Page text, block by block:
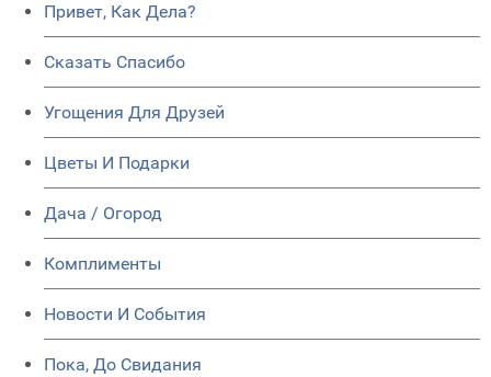
Привет, Как Дела?
Сказать Спасибо
Угощения Для Друзей
Цветы И Подарки
Дача / Огород
Комплименты
Новости И События
Пока, До Свидания